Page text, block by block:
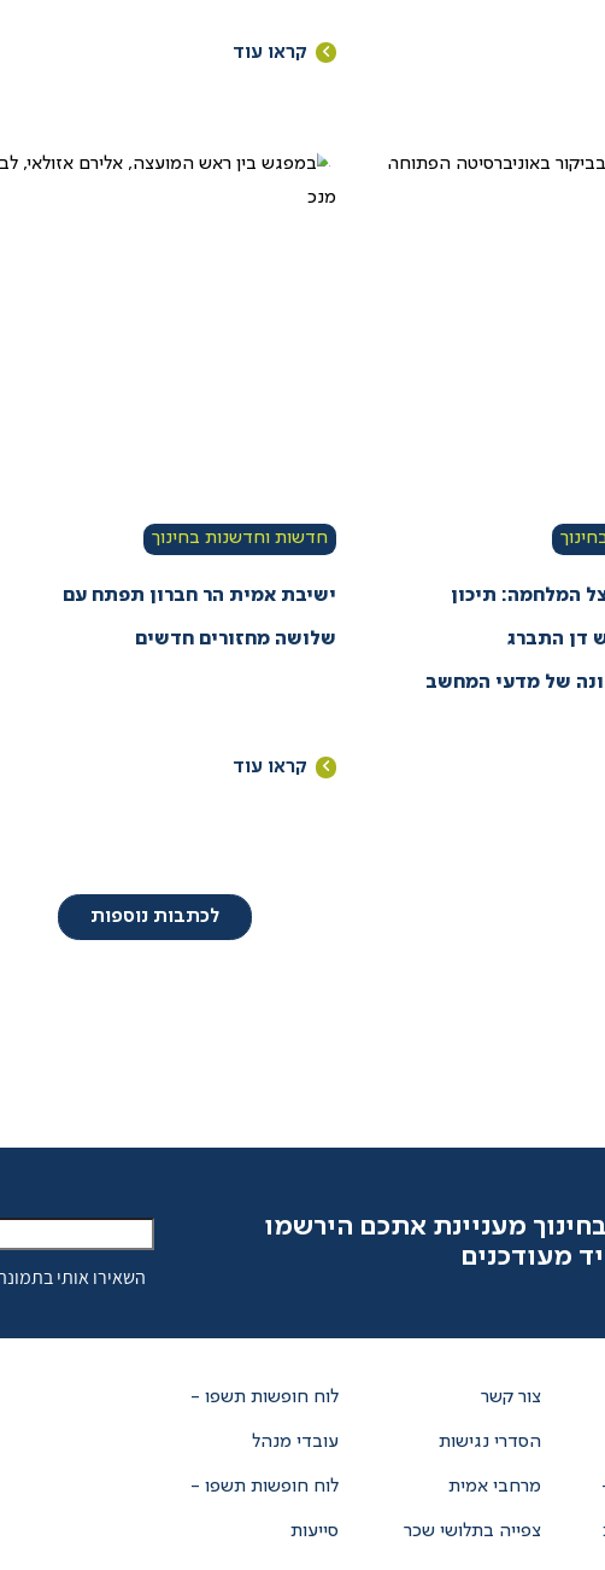
קראו עוד
המלחמה: תיכון
דן התברג
של מדעי המחשב
חדשות וחדשנות בחינוך
ישיבת אמית הר חברון תפתח עם
שלושה מחזורים חדשים
קראו עוד
לכתבות נוספות
מעניינת אתכם הירשמו
מעודכנים
צור קשר
הסדרי נגישות
מרחבי אמית
צפייה בתלושי שכר
לוח חופשות תשפו -
עובדי מנהל
לוח חופשות תשפו -
סייעות